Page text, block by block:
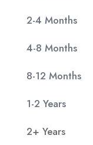
2-4 Months
4-8 Months
8-12 Months
1-2 Years
2+ Years